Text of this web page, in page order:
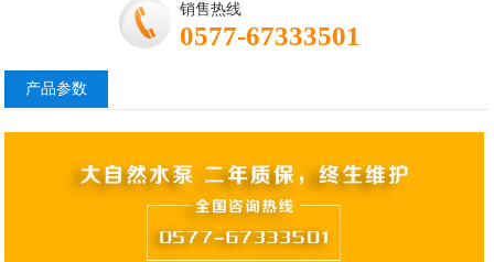
销售热线
0577-67333501
产品参数